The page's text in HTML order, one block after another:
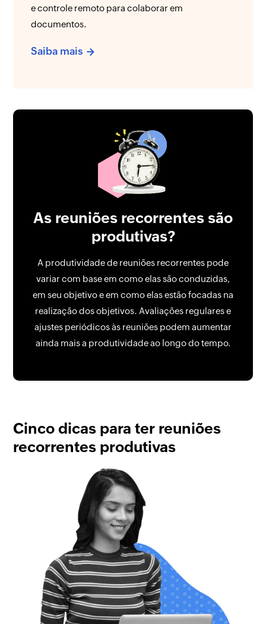
e controle remoto para colaborar em
documentos.
Saiba mais
As reuniões recorrentes são
produtivas?
A produtividade de reuniões recorrentes pode
variar com base em como elas são conduzidas,
em seu objetivo e em como elas estão focadas na
realização dos objetivos. Avaliações regulares e
ajustes periódicos às reuniões podem aumentar
ainda mais a produtividade ao longo do tempo.
Cinco dicas para ter reuniões
recorrentes produtivas